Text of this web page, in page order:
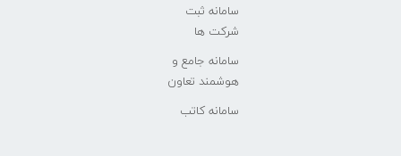
سامانه ثبت
شرکت ها
سامانه جامع و
هوشمند تعاون
سامانه کاتب